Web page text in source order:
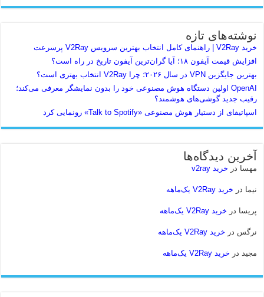
نوشته‌های تازه
خرید V2Ray | راهنمای کامل انتخاب بهترین سرویس V2Ray پرسرعت
افزایش قیمت آیفون ۱۸؛ آیا گران‌ترین آیفون تاریخ در راه است؟
بهترین جایگزین VPN در سال ۲۰۲۶؛ چرا V2Ray انتخاب بهتری است؟
OpenAI اولین دستگاه هوش مصنوعی خود را بدون نمایشگر معرفی می‌کند؛
رقیب جدید گوشی‌های هوشمند؟
اسپاتیفای از دستیار هوش مصنوعی «Talk to Spotify» رونمایی کرد
آخرین دیدگاه‌ها
مهسا در خرید v2ray
نیما در خرید V2Ray یک‌ماهه
پریسا در خرید V2Ray یک‌ماهه
نرگس در خرید V2Ray یک‌ماهه
مجید در خرید V2Ray یک‌ماهه